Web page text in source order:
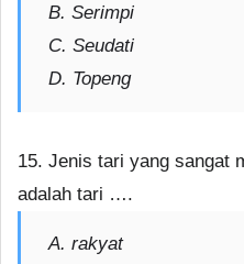
B. Serimpi
C. Seudati
D. Topeng
15. Jenis tari yang sangat
adalah tari ….
A. rakyat